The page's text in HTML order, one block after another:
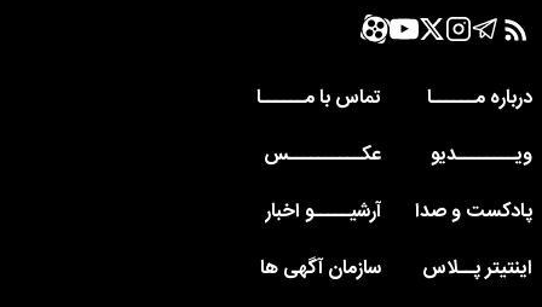
درباره مــــــا
تماس با مــــــا
ویــــــــدیو
عکــــــــــس
پادکست و صدا
آرشیـــــو اخبار
اینتیتر پــلاس
سازمان آگهی ها